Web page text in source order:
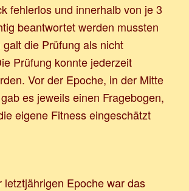
fehlerlos und innerhalb von je 3
beantwortet werden mussten
die Prüfung als nicht
Prüfung konnte jederzeit
Vor der Epoche, in der Mitte
es jeweils einen Fragebogen,
eigene Fitness eingeschätzt
letztjährigen Epoche war das